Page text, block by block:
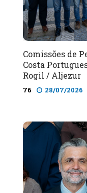
Comissões de
Costa
Rogil / Aljezur
76 28/07/2026